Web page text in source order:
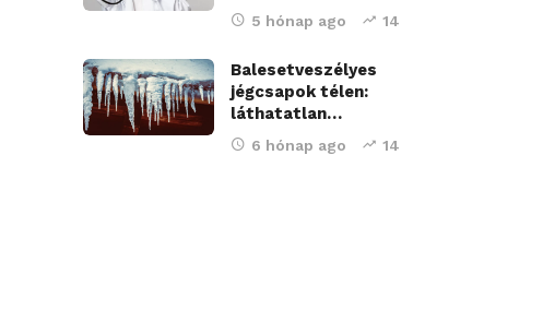
5 hónap ago 14
Balesetveszélyes
jégcsapok télen:
láthatatlan…
6 hónap ago 14